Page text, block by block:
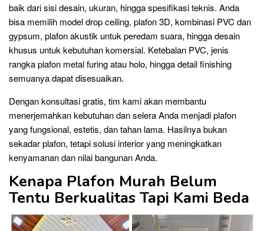
baik dari sisi desain, ukuran, hingga spesifikasi teknis. Anda
bisa memilih model drop ceiling, plafon 3D, kombinasi PVC dan
gypsum, plafon akustik untuk peredam suara, hingga desain
khusus untuk kebutuhan komersial. Ketebalan PVC, jenis
rangka plafon metal furing atau holo, hingga detail finishing
semuanya dapat disesuaikan.
Dengan konsultasi gratis, tim kami akan membantu
menerjemahkan kebutuhan dan selera Anda menjadi plafon
yang fungsional, estetis, dan tahan lama. Hasilnya bukan
sekadar plafon, tetapi solusi interior yang meningkatkan
kenyamanan dan nilai bangunan Anda.
Kenapa Plafon Murah Belum
Tentu Berkualitas Tapi Kami Beda